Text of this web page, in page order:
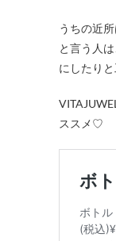
うちの近
と言う人
にしたり
ススメ♡